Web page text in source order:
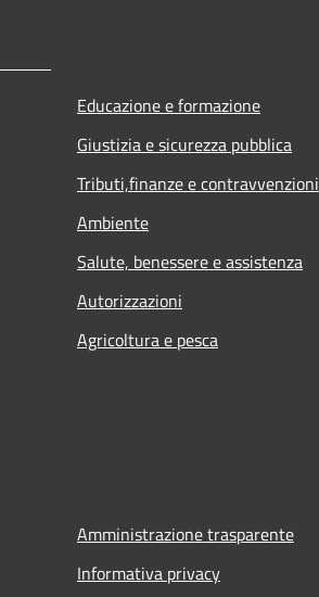
Educazione e formazione
Giustizia e sicurezza pubblica
Tributi,finanze e contravvenzioni
Ambiente
Salute, benessere e assistenza
Autorizzazioni
Agricoltura e pesca
Amministrazione trasparente
Informativa privacy